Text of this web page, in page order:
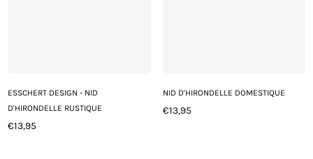
ESSCHERT DESIGN - NID
D'HIRONDELLE RUSTIQUE
Prix
€13,95
NID D'HIRONDELLE DOMESTIQUE
Prix
€13,95